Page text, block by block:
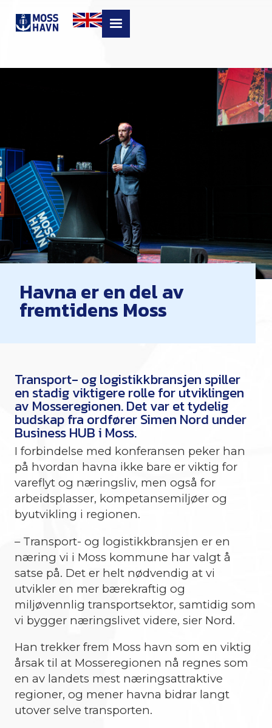
Havna er en del av
fremtidens Moss
Transport- og logistikkbransjen spiller
en stadig viktigere rolle for utviklingen
av Mosseregionen. Det var et tydelig
budskap fra ordfører Simen Nord under
Business HUB i Moss.
I forbindelse med konferansen peker han
på hvordan havna ikke bare er viktig for
vareflyt og næringsliv, men også for
arbeidsplasser, kompetansemiljøer og
byutvikling i regionen.
– Transport- og logistikkbransjen er en
næring vi i Moss kommune har valgt å
satse på. Det er helt nødvendig at vi
utvikler en mer bærekraftig og
miljøvennlig transportsektor, samtidig som
vi bygger næringslivet videre, sier Nord.
Han trekker frem Moss havn som en viktig
årsak til at Mosseregionen nå regnes som
en av landets mest næringsattraktive
regioner, og mener havna bidrar langt
utover selve transporten.